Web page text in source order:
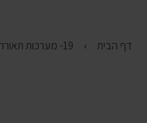
דף הבית 19- מערכות תאורה הבהוב וכריזה לרכב